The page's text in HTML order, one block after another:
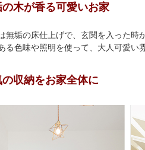
の木が香る可愛いお家
無垢の床仕上げで、玄関を入った時
る色味や照明を使って、大人可愛い
の収納をお家全体に